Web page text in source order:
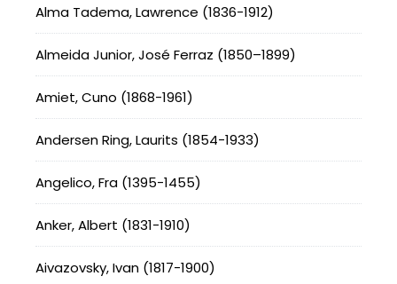
Alma Tadema, Lawrence (1836-1912)
Almeida Junior, José Ferraz (1850–1899)
Amiet, Cuno (1868-1961)
Andersen Ring, Laurits (1854-1933)
Angelico, Fra (1395-1455)
Anker, Albert (1831-1910)
Aivazovsky, Ivan (1817-1900)